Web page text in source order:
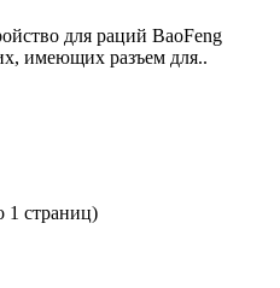
для раций BaoFeng
имеющих разъем для..
1 страниц)